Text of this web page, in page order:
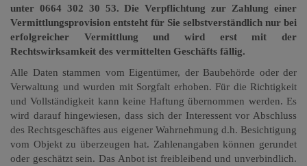
unter 0664 302 30 53. Die Verpflichtung zur Zahlung einer
Vermittlungsprovision entsteht für Sie selbstverständlich nur bei
erfolgreicher Vermittlung und wird erst mit der
Rechtswirksamkeit des vermittelten Geschäfts fällig.
Alle Daten stammen vom Eigentümer, der Baubehörde oder der
Verwaltung und wurden mit Sorgfalt erhoben. Für die Richtigkeit
und Vollständigkeit kann keine Haftung übernommen werden. Es
wird darauf hingewiesen, dass sich der Interessent vor Abschluss
des Rechtsgeschäftes aus eigener Wahrnehmung d.h. Besichtigung
vom Objekt zu überzeugen hat. Zahlenangaben können gerundet
oder geschätzt sein. Das Anbot ist freibleibend und unverbindlich.